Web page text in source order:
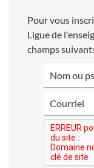
Pour vous
Ligue de
champs